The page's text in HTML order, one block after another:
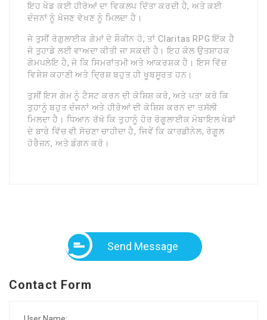
ਇਹ ਖੇਡ ਕਈ ਹੀਰੋਆਂ ਦਾ ਵਿਕਲਪ ਦਿੱਤਾ ਕਰਦੀ ਹੈ, ਅਤੇ ਕਈ
ਦੰਜਨਾਂ ਨੂੰ ਖ਼ੋਜਣ ਵੇਖਣ ਨੂੰ ਮਿਲਦਾ ਹੈ।
ਜੇ ਤੁਸੀਂ ਰੋਗੁਲਾਈਕ ਗੇਮਾਂ ਦੇ ਸ਼ੌਕੀਨ ਹੋ, ਤਾਂ Claritas RPG ਇੱਕ ਹੈ
ਜੋ ਤੁਹਾਡੇ ਲਈ ਵਾਅਦਾ ਕੀਤੀ ਜਾ ਸਕਦੀ ਹੈ। ਇਹ ਕੋਲ ਉਤਸ਼ਾਹਕ
ਗੇਮਪਲੇਇ ਹੈ, ਜੋ ਕਿ ਸਿਮਰਾਂਤਮੀ ਅਤੇ ਆਕਰਸ਼ਕ ਹੈ। ਇਸ ਵਿੱਚ
ਵਿਸ਼ੇਸ਼ ਕਹਾਣੀ ਅਤੇ ਦ੍ਰਿਸ਼ ਬਹੁਤ ਹੀ ਖੂਬਸੂਰਤ ਹਨ।
ਤੁਸੀਂ ਇਸ ਗੇਮ ਨੂੰ ਟੈਸਟ ਕਰਨ ਦੀ ਕੋਸ਼ਿਸ਼ ਕਰੋ, ਅਤੇ ਪਤਾ ਕਰੋ ਕਿ
ਤੁਹਾਨੂੰ ਬਹੁਤ ਦੰਜਨਾਂ ਅਤੇ ਹੀਰੋਆਂ ਦੀ ਕੋਸ਼ਿਸ਼ ਕਰਨ ਦਾ ਤਸੱਲੀ
ਮਿਲਦਾ ਹੈ। ਧਿਆਨ ਰੱਖੋ ਕਿ ਤੁਹਾਨੂੰ ਹੋਰ ਰੋਗੂਲਾਈਕ ਮੋਬਾਇਲ ਖੇਡਾਂ
ਦੇ ਬਾਰੇ ਵਿੱਚ ਵੀ ਸੋਚਣਾ ਚਾਹੀਦਾ ਹੈ, ਜਿਵੇਂ ਕਿ ਕਾਰਡੀਨੇਲ, ਰੋਗੂਲ
ਹੋਰੈਜ਼ਨ, ਅਤੇ ਡੰਗਨ ਕਰੋ।
Send Message
Contact Form